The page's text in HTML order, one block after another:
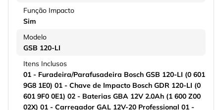
Função Impacto
Sim
Modelo
GSB 120-LI
Itens Inclusos
01 - Furadeira/Parafusadeira Bosch GSB 120-LI (0 601
9G8 1E0) 01 - Chave de Impacto Bosch GDR 120-LI (0
601 9F0 0E1) 02 - Baterias GBA 12V 2.0Ah (1 600 Z00
02X) 01 - Carregador GAL 12V-20 Professional 01 -